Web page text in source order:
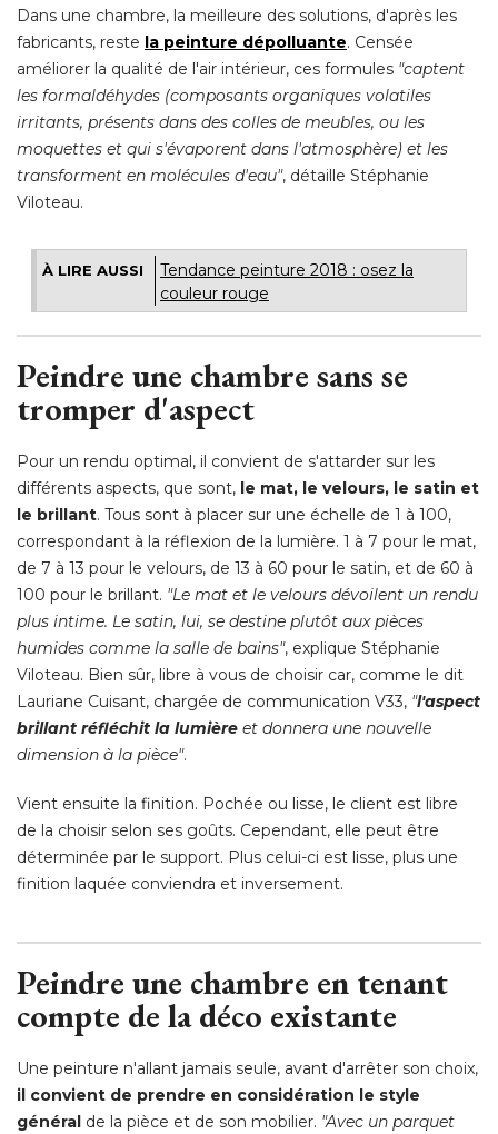
Dans une chambre, la meilleure des solutions, d'après les
fabricants, reste la peinture dépolluante. Censée
améliorer la qualité de l'air intérieur, ces formules "captent
les formaldéhydes (composants organiques volatiles
irritants, présents dans des colles de meubles, ou les
moquettes et qui s'évaporent dans l'atmosphère) et les
transforment en molécules d'eau", détaille Stéphanie
Viloteau.
À LIRE AUSSI
Tendance peinture 2018 : osez la
couleur rouge
Peindre une chambre sans se
tromper d'aspect
Pour un rendu optimal, il convient de s'attarder sur les
différents aspects, que sont, le mat, le velours, le satin et
le brillant. Tous sont à placer sur une échelle de 1 à 100,
correspondant à la réflexion de la lumière. 1 à 7 pour le mat,
de 7 à 13 pour le velours, de 13 à 60 pour le satin, et de 60 à
100 pour le brillant. "Le mat et le velours dévoilent un rendu
plus intime. Le satin, lui, se destine plutôt aux pièces
humides comme la salle de bains", explique Stéphanie
Viloteau. Bien sûr, libre à vous de choisir car, comme le dit
Lauriane Cuisant, chargée de communication V33, "l'aspect
brillant réfléchit la lumière et donnera une nouvelle
dimension à la pièce".
Vient ensuite la finition. Pochée ou lisse, le client est libre
de la choisir selon ses goûts. Cependant, elle peut être
déterminée par le support. Plus celui-ci est lisse, plus une
finition laquée conviendra et inversement.
Peindre une chambre en tenant
compte de la déco existante
Une peinture n'allant jamais seule, avant d'arrêter son choix,
il convient de prendre en considération le style
général de la pièce et de son mobilier. "Avec un parquet